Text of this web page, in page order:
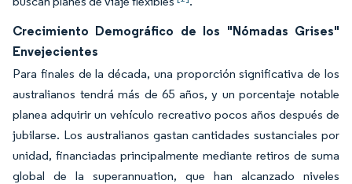
Crecimiento Demográfico de los "Nómadas Grises"
Envejecientes
Para finales de la década, una proporción significativa de los
australianos tendrá más de 65 años, y un porcentaje notable
planea adquirir un vehículo recreativo pocos años después de
jubilarse. Los australianos gastan cantidades sustanciales por
unidad, financiadas principalmente mediante retiros de suma
global de la superannuation, que han alcanzado niveles